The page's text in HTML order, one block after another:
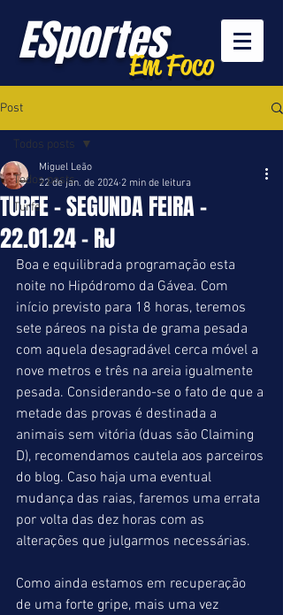
ESportesEm Foco
Post
Todos posts
Turfe
Todos posts
TURFE - SEGUNDA FEIRA -
22.01.24 - RJ
Miguel Leão
22 de jan. de 2024 2 min de leitura
Boa e equilibrada programação esta
noite no Hipódromo da Gávea. Com
início previsto para 18 horas, teremos
sete páreos na pista de grama pesada
com aquela desagradável cerca móvel a
nove metros e três na areia igualmente
pesada. Considerando-se o fato de que a
metade das provas é destinada a
animais sem vitória (duas são Claiming
D), recomendamos cautela aos parceiros
do blog. Caso haja uma eventual
mudança das raias, faremos uma errata
por volta das dez horas com as
alterações que julgarmos necessárias.
Como ainda estamos em recuperação
de uma forte gripe, mais uma vez